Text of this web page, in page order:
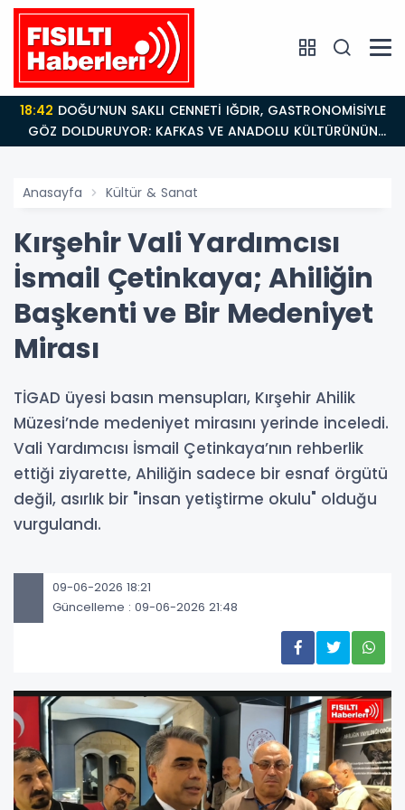
18:42
GÖZ DOLDURUYOR: KAFKAS VE ANADOLU KÜLTÜRÜNÜN
BULUŞMA NOKTASI
Anasayfa Kültür & Sanat
Kırşehir Vali Yardımcısı
İsmail Çetinkaya; Ahiliğin
Başkenti ve Bir Medeniyet
Mirası
​TİGAD üyesi basın mensupları, Kırşehir Ahilik
Müzesi’nde medeniyet mirasını yerinde inceledi.
Vali Yardımcısı İsmail Çetinkaya’nın rehberlik
ettiği ziyarette, Ahiliğin sadece bir esnaf örgütü
değil, asırlık bir "insan yetiştirme okulu" olduğu
vurgulandı.
09-06-2026 18:21
Güncelleme : 09-06-2026 21:48